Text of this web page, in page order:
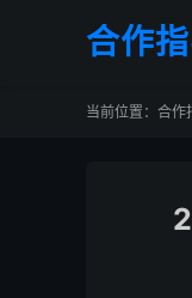
合作
当前位置： 合作